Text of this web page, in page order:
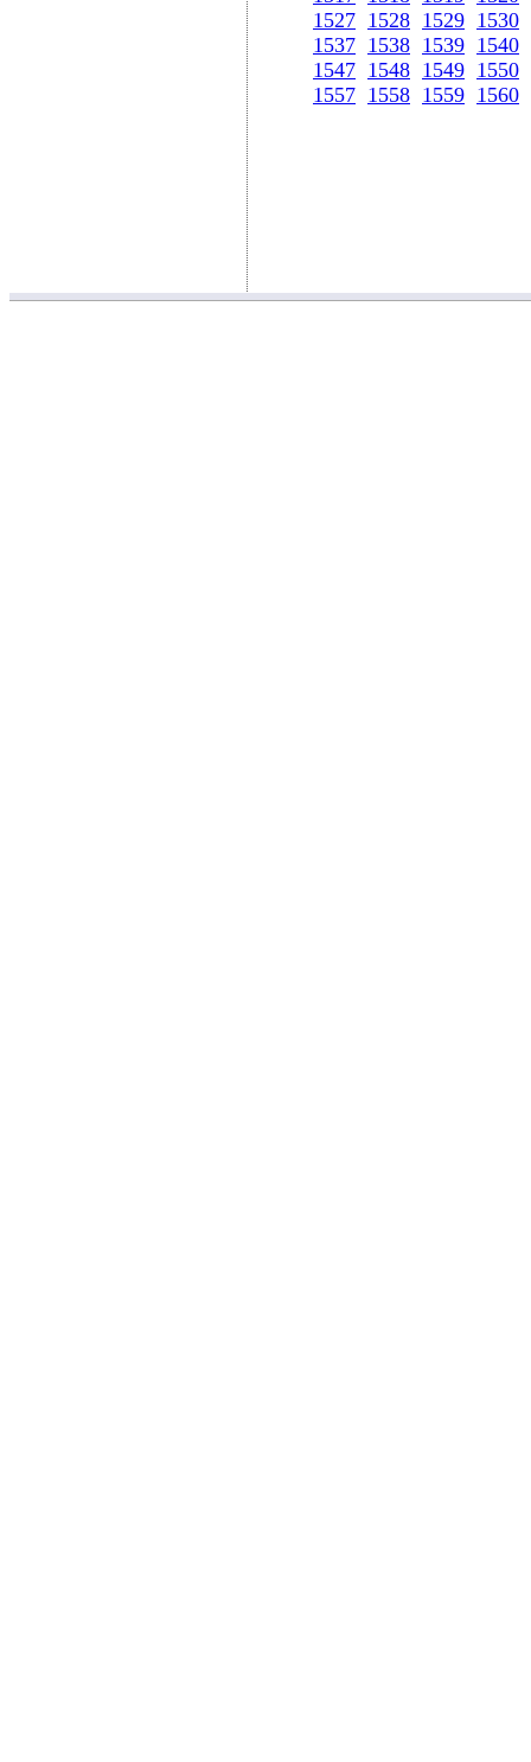
1527 1528 1529 1530
1537 1538 1539 1540
1547 1548 1549 1550
1557 1558 1559 1560